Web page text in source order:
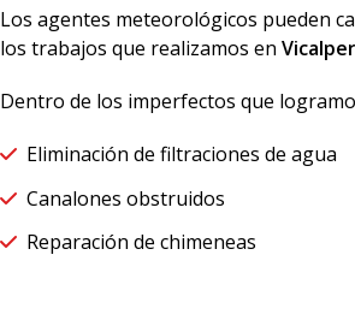
Los agentes meteorológicos pueden
los trabajos que realizamos enVicalper
Dentro de los imperfectos que
Eliminación de filtraciones de agua
Canalones obstruidos
Reparación de chimeneas